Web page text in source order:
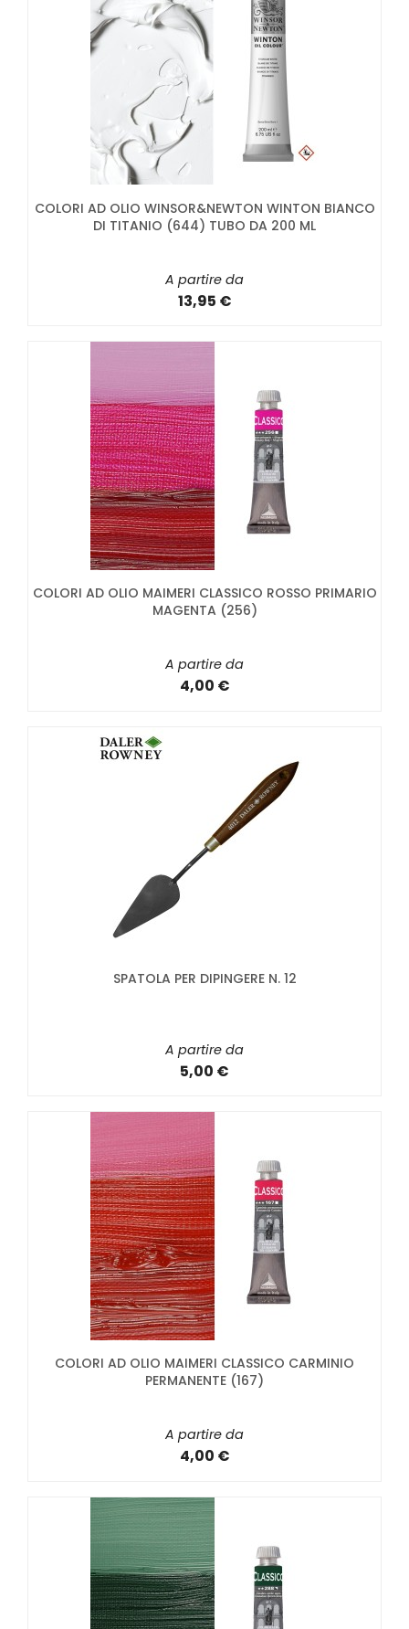
COLORI AD OLIO WINSOR&NEWTON WINTON BIANCO
DI TITANIO (644) TUBO DA 200 ML
A partire da
13,95 €
COLORI AD OLIO MAIMERI CLASSICO ROSSO PRIMARIO
MAGENTA (256)
A partire da
4,00 €
SPATOLA PER DIPINGERE N. 12
A partire da
5,00 €
COLORI AD OLIO MAIMERI CLASSICO CARMINIO
PERMANENTE (167)
A partire da
4,00 €